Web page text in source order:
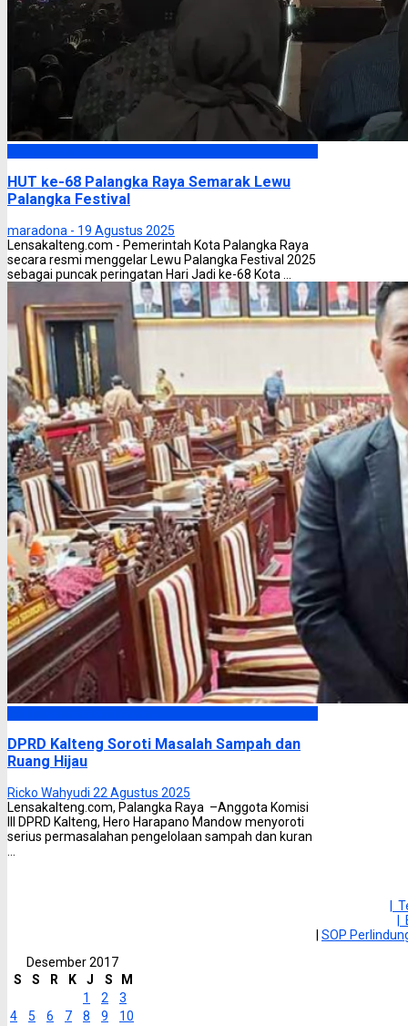
HUT ke-68 Palangka Raya Semarak Lewu
Palangka Festival
maradona - 19 Agustus 2025
Lensakalteng.com - Pemerintah Kota Palangka Raya
secara resmi menggelar Lewu Palangka Festival 2025
sebagai puncak peringatan Hari Jadi ke-68 Kota ...
DPRD Kalteng Soroti Masalah Sampah dan
Ruang Hijau
Ricko Wahyudi 22 Agustus 2025
Lensakalteng.com, Palangka Raya –Anggota Komisi
III DPRD Kalteng, Hero Harapano Mandow menyoroti
serius permasalahan pengelolaan sampah dan kuran
|
|
| SOP
Desember 2017
S
S R K J S
M
1
2
3
4
5 6 7 8 9 10